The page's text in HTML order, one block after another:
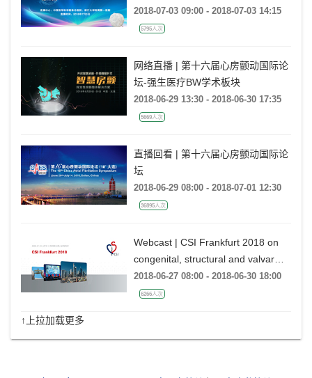
2018-07-03 09:00 - 2018-07-03 14:15
5795人次
网络直播 | 第十六届心房颤动国际论
坛-强生医疗BW学术板块
2018-06-29 13:30 - 2018-06-30 17:35
5669人次
直播回看 | 第十六届心房颤动国际论
坛
2018-06-29 08:00 - 2018-07-01 12:30
36895人次
Webcast | CSI Frankfurt 2018 on
congenital, structural and valvar
percutaneous heart interventions
2018-06-27 08:00 - 2018-06-30 18:00
6266人次
↑上拉加载更多